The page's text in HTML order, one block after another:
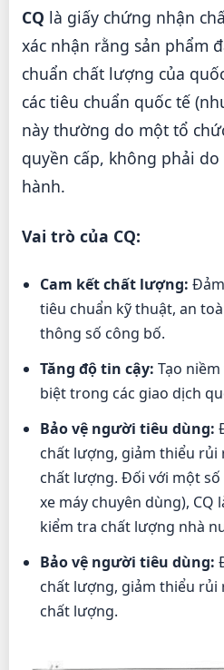
CQ là giấy chứng nhận
xác nhận rằng sản phẩm
chuẩn chất lượng của
các tiêu chuẩn quốc tế
này thường do một tổ
quyền cấp, không phải
hành.
Vai trò của CQ:
Cam kết chất lượng:
tiêu chuẩn kỹ thuật, an
thông số công bố.
Tăng độ tin cậy: Tạo
biệt trong các giao dịch
Bảo vệ người tiêu dùng:
chất lượng, giảm thiểu rủi
chất lượng. Đối với một
xe máy chuyên dùng),
kiểm tra chất lượng nhà
Bảo vệ người tiêu dùng:
chất lượng, giảm thiểu rủi
chất lượng.